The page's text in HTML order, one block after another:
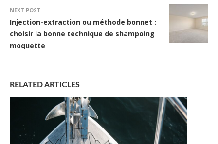
NEXT POST
Injection-extraction ou méthode bonnet :
choisir la bonne technique de shampoing
moquette
RELATED ARTICLES